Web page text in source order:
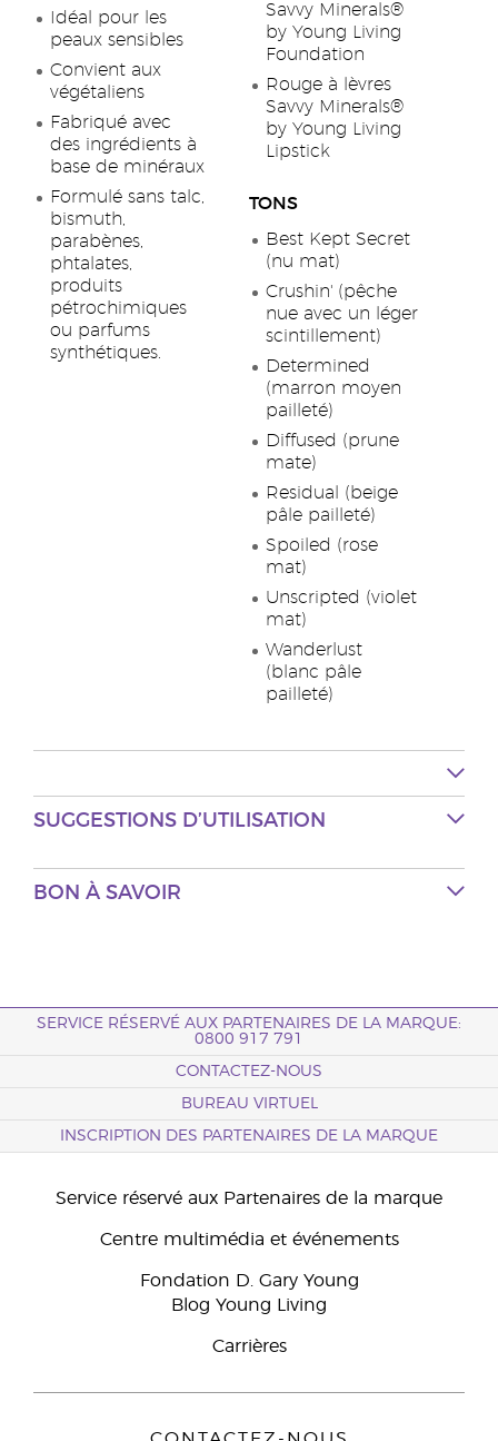
Idéal pour les
peaux sensibles
Convient aux
végétaliens
Fabriqué avec
des ingrédients à
base de minéraux
Formulé sans talc,
bismuth,
parabènes,
phtalates,
produits
pétrochimiques
ou parfums
synthétiques.
Savvy Minerals®
by Young Living
Foundation
Rouge à lèvres
Savvy Minerals®
by Young Living
Lipstick
TONS
Best Kept Secret
(nu mat)
Crushin' (pêche
nue avec un léger
scintillement)
Determined
(marron moyen
pailleté)
Diffused (prune
mate)
Residual (beige
pâle pailleté)
Spoiled (rose
mat)
Unscripted (violet
mat)
Wanderlust
(blanc pâle
pailleté)
SUGGESTIONS D’UTILISATION
BON À SAVOIR
SERVICE RÉSERVÉ AUX PARTENAIRES DE LA MARQUE:
0800 917 791
CONTACTEZ-NOUS
BUREAU VIRTUEL
INSCRIPTION DES PARTENAIRES DE LA MARQUE
Service réservé aux Partenaires de la marque
Centre multimédia et événements
Fondation D. Gary Young
Blog Young Living
Carrières